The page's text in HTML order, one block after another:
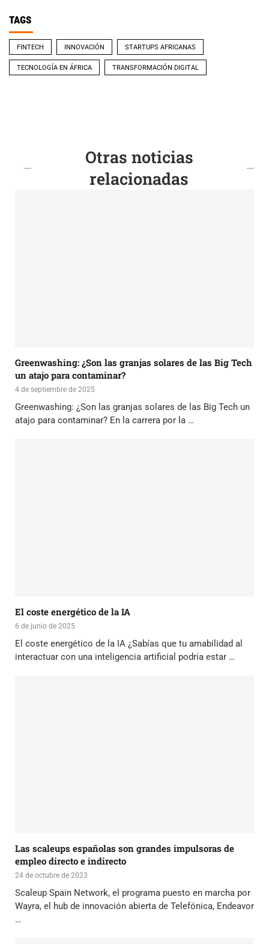
TAGS
FINTECH INNOVACIÓN STARTUPS AFRICANAS
TECNOLOGÍA EN ÁFRICA TRANSFORMACIÓN DIGITAL
Otras noticias
relacionadas
Greenwashing: ¿Son las granjas solares de las Big Tech
un atajo para contaminar?
4 de septiembre de 2025
Greenwashing: ¿Son las granjas solares de las Big Tech un
atajo para contaminar? En la carrera por la …
El coste energético de la IA
6 de junio de 2025
El coste energético de la IA ¿Sabías que tu amabilidad al
interactuar con una inteligencia artificial podría estar …
Las scaleups españolas son grandes impulsoras de
empleo directo e indirecto
24 de octubre de 2023
Scaleup Spain Network, el programa puesto en marcha por
Wayra, el hub de innovación abierta de Telefónica, Endeavor
…